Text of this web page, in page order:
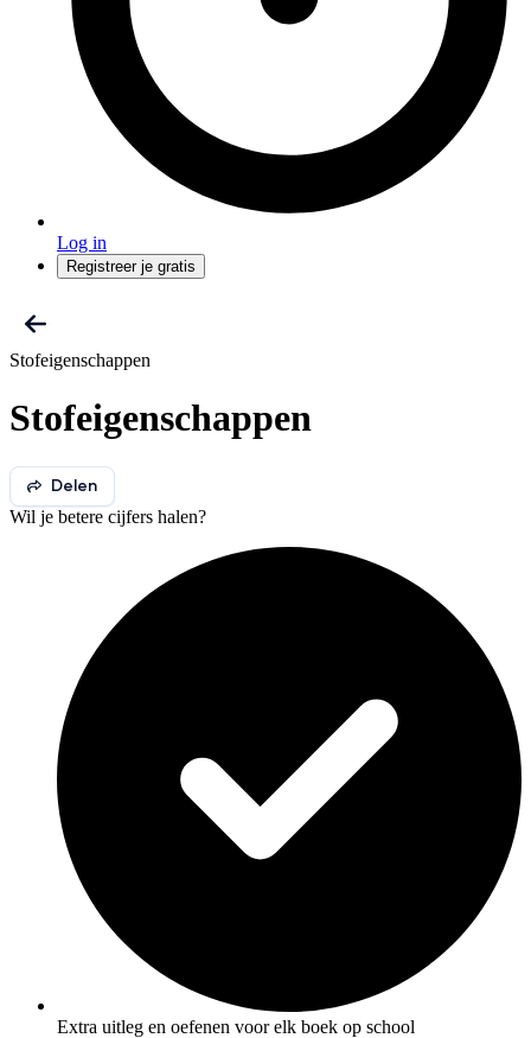
Log in
Registreer je gratis
Stofeigenschappen
Stofeigenschappen
Delen
Wil je betere cijfers halen?
Extra uitleg en oefenen voor elk boek op school